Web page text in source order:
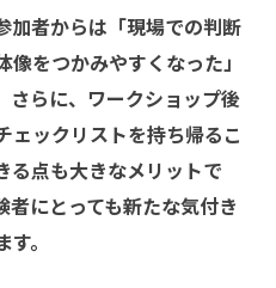
加者からは「現場での判断
をつかみやすくなった」
さらに、ワークショップ後
ェックリストを持ち帰るこ
る点も大きなメリットで
にとっても新たな気付き
。